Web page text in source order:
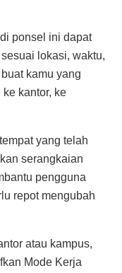
ponsel ini dapat
lokasi, waktu,
kamu yang
kantor, ke
yang telah
serangkaian
pengguna
repot mengubah
atau kampus,
Mode Kerja